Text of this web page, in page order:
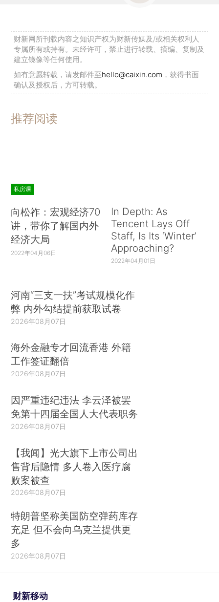
财新网所刊载内容之知识产权为财新传媒及/或相关权利人
专属所有或持有。未经许可，禁止进行转载、摘编、复制及
建立镜像等任何使用。
如有意愿转载，请发邮件至hello@caixin.com ，获得书面
确认及授权后，方可转载。
推荐阅读
私房课
向松祚：宏观经济70
讲，带你了解国内外
经济大局
2022年04月06日
In Depth: As
Tencent Lays Off
Staff, Is Its ‘Winter’
Approaching?
2022年04月01日
河南“三支一扶”考试规模化作
弊 内外勾结提前获取试卷
2026年08月07日
海外金融专才回流香港 外籍
工作签证翻倍
2026年08月07日
因严重违纪违法 李云泽被罢
免第十四届全国人大代表职务
2026年08月07日
【我闻】光大旗下上市公司出
售背后隐情 多人卷入医疗腐
败案被查
2026年08月07日
特朗普坚称美国防空弹药库存
充足 但不会向乌克兰提供更
多
2026年08月07日
财新移动